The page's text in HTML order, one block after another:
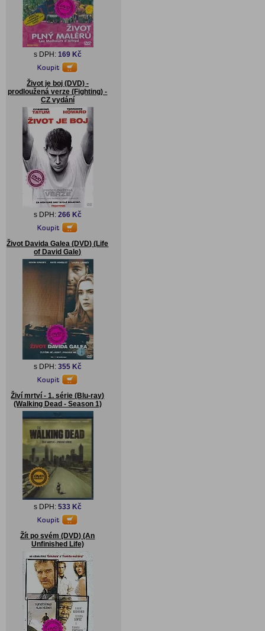
s DPH: 169 Kč
Život je boj (DVD) -
prodloužená verze (Fighting) -
CZ vydání
s DPH: 266 Kč
Život Davida Galea (DVD) (Life
of David Gale)
s DPH: 355 Kč
Živí mrtví - 1. série (Blu-ray)
(Walking Dead - Season 1)
s DPH: 533 Kč
Žít po svém (DVD) (An
Unfinished Life)